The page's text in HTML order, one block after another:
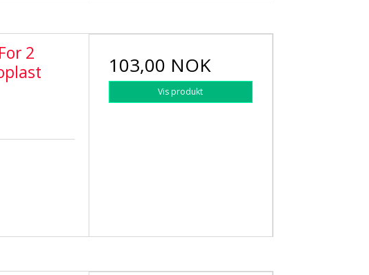
2
103,00 NOK
Vis produkt